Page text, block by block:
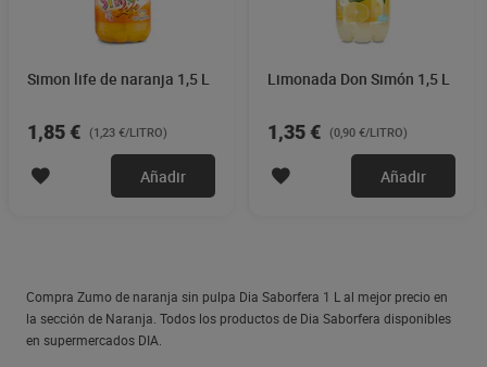
Simon life de naranja 1,5 L
1,85 € (1,23 €/LITRO)
Añadir
Limonada Don Simón 1,5 L
1,35 € (0,90 €/LITRO)
Añadir
Compra Zumo de naranja sin pulpa Dia Saborfera 1 L al mejor precio en
la sección de Naranja. Todos los productos de Dia Saborfera disponibles
en supermercados DIA.